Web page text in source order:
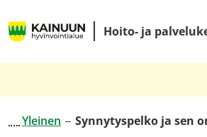
sisältöön
Kainuun
Hoito- ja
Yleinen Synnytyspelko ja sen